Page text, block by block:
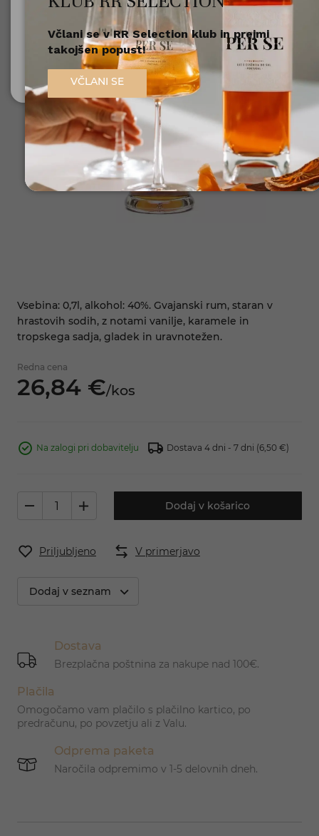
Vsebina: 0,7l, alkohol: 40%. Gvajanski rum, staran v
hrastovih sodih, z notami vanilje, karamele in
tropskega sadja, gladek in uravnotežen.
Redna cena
26,84 €/kos
Na zalogi pri dobavitelju Dostava 4 dni - 7 dni (6,50 €)
Dodaj v košarico
Priljubljeno V primerjavo
Dodaj v seznam
Dostava
Brezplačna poštnina za nakupe nad 100€.
Plačila
Omogočamo vam plačilo s plačilno kartico, po
predračunu, po povzetju ali z Valu.
Odprema paketa
Naročila odpremimo v 1-5 delovnih dneh.
Nisem polnoleten
Sem polnoleten (18+)
Včlani se v RR Selection klub in prejmi
takojšen popust!
VČLANI SE